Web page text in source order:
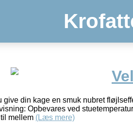
give din kage en smuk nubret
Opbevares ved
mellem (Læs mere)